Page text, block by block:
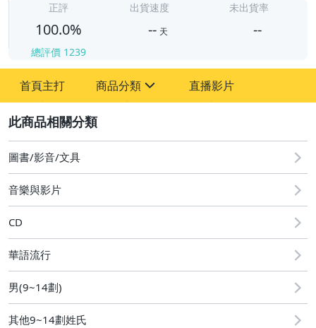
正評
100.0%
總評價 1239
出貨速度
-- 天
未出貨率
--
首頁主打 商品分類
圖書/影音/文具
直播影片
圖書/影音/文具
音樂與影片
CD
華語流行
男(9~14劃)
其他9~14劃姓氏